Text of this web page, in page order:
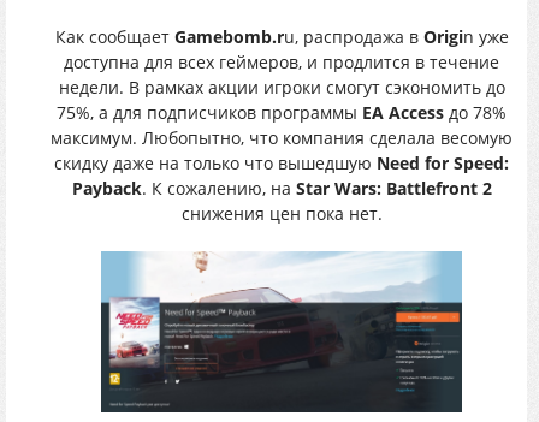
Как сообщает Gamebomb.ru, распродажа в Origin уже
доступна для всех геймеров, и продлится в течение
недели. В рамках акции игроки смогут сэкономить до
75%, а для подписчиков программы EA Access до 78%
максимум. Любопытно, что компания сделала весомую
скидку даже на только что вышедшую Need for Speed:
Payback. К сожалению, на Star Wars: Battlefront 2
снижения цен пока нет.